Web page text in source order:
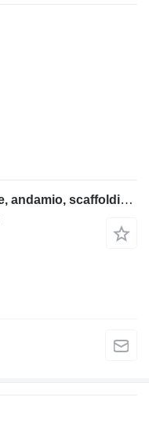
Plettac Distribution Schele, skele, andamio, scaffolding, pastoliai, tellingud